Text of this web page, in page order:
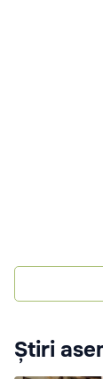
Știri